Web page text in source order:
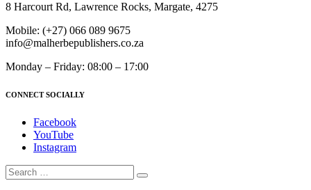
8 Harcourt Rd, Lawrence Rocks, Margate, 4275
Mobile: (+27) 066 089 9675
info@malherbepublishers.co.za
Monday – Friday: 08:00 – 17:00
CONNECT SOCIALLY
Facebook
YouTube
Instagram